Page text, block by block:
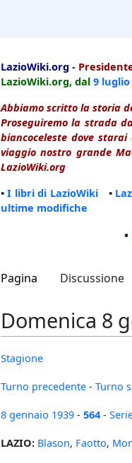
LazioWiki.org -
LazioWiki.org, dal 9 luglio
Abbiamo scritto la storia
Proseguiremo la strada
biancoceleste dove
viaggio nostro grande
LazioWiki.org
•I libri di LazioWiki•
ultime modifiche
•
Pagina Discussione
Domenica 8
Stagione
Turno precedente - Turno
8 gennaio 1939 - 564 -
LAZIO: Blason, Faotto,